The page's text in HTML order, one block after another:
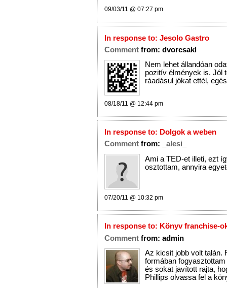
09/03/11 @ 07:27 pm
In response to:Jesolo Gastro
Comment from:dvorcsakl
Nem lehet állandóan
pozitív élmények is. Jól
ráadásul jókat ettél,
08/18/11 @ 12:44 pm
In response to: Dolgok a weben
Comment from:
_alesi_
Ami a TED-et illeti, ezt
osztottam, annyira
07/20/11 @ 10:32 pm
In response to: Könyv franchise-
Comment from:admin
Az kicsit jobb volt talán.
formában
és sokat javított rajta,
Phillips olvassa fel a